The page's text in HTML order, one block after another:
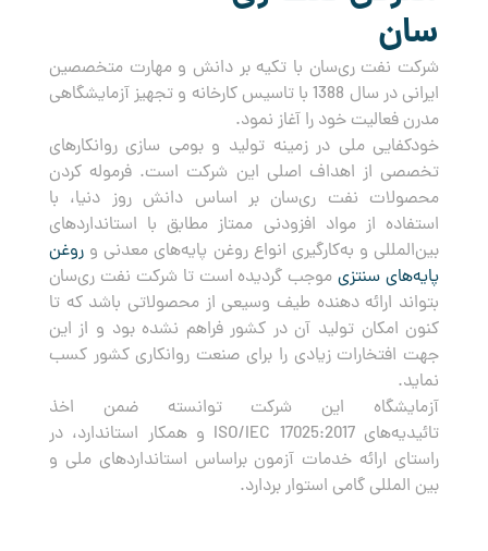
سان
شرکت نفت ری‌سان با تکیه بر دانش و مهارت متخصصین
ایرانی در سال 1388 با تاسیس کارخانه و تجهیز آزمایشگاهی
مدرن فعالیت خود را آغاز نمود.
خودکفایی ملی در زمینه تولید و بومی سازی روانکارهای
تخصصی از اهداف اصلی این شرکت است. فرموله کردن
محصولات نفت ری‌سان بر اساس دانش روز دنیا، با
استفاده از مواد افزودنی ممتاز مطابق با استانداردهای
بین‌المللی و به‌کارگیری انواع روغن پایه‌های معدنی وروغن
پایه‌های سنتزیموجب گردیده است تا شرکت نفت ری‌سان
بتواند ارائه دهنده طیف وسیعی از محصولاتی باشد که تا
کنون امکان تولید آن در کشور فراهم نشده بود و از این
جهت افتخارات زیادی را برای صنعت روانکاری کشور کسب
نماید.
آزمایشگاه این شرکت توانسته ضمن اخذ
تائیدیه‌های ISO/IEC 17025:2017 و همکار استاندارد، در
راستای ارائه خدمات آزمون براساس استانداردهای ملی و
بین المللی گامی استوار بردارد.